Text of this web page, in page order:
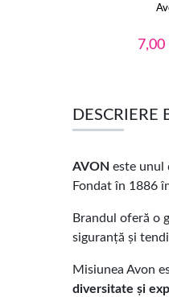
7,00
DESCRIERE
AVON este unul
Fondat în 1886
Brandul oferă o
siguranță și
Misiunea Avon
diversitate și